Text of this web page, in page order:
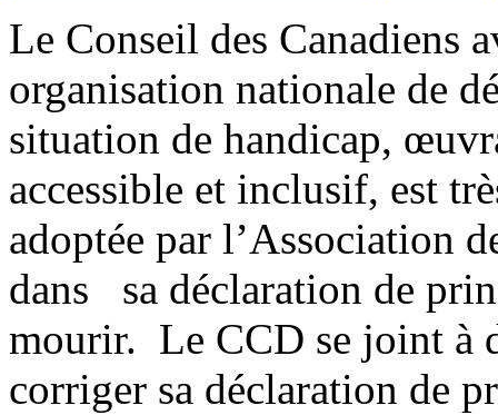
Le Conseil des Canadiens
organisation nationale de
situation de handicap,
accessible et inclusif, est
adoptée par l’Association
dans sa déclaration de
mourir. Le CCD se joint à
corriger sa déclaration de